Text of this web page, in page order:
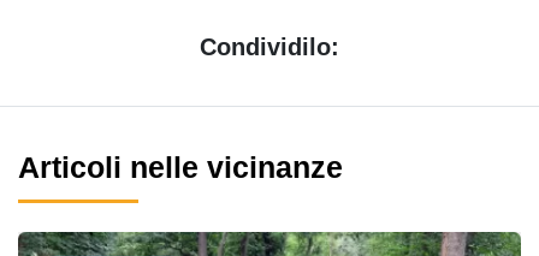
Condividilo:
Articoli nelle vicinanze